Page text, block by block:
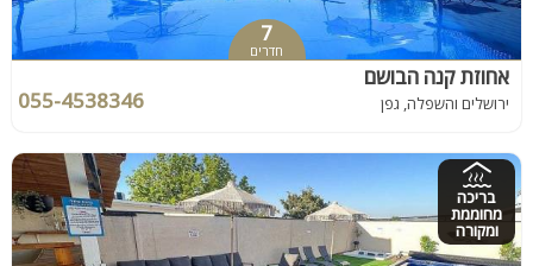
7
חדרים
אחוזת קנה הבושם
ירושלים והשפלה, גפן 055-4538346
בריכה
מחוממת
ומקורה